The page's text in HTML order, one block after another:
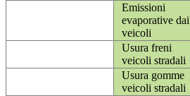
Emissioni
evaporative dai
veicoli
Usura freni
veicoli stradali
Usura gomme
veicoli stradali